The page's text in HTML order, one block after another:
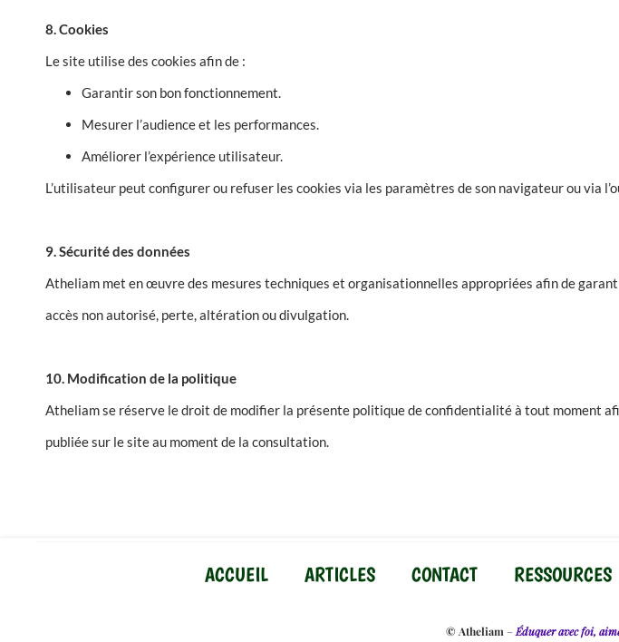
8. Cookies
Le site utilise des cookies afin de :
Garantir son bon fonctionnement.
Mesurer l’audience et les performances.
Améliorer l’expérience utilisateur.
L’utilisateur peut configurer ou refuser les cookies via les paramètres de son navigateur ou via
9. Sécurité des données
Atheliam met en œuvre des mesures techniques et organisationnelles appropriées afin de
accès non autorisé, perte, altération ou divulgation.
10. Modification de la politique
Atheliam se réserve le droit de modifier la présente politique de confidentialité à tout moment
publiée sur le site au moment de la consultation.
ACCUEIL ARTICLES CONTACT RESSOURCES
© Atheliam – Éduquer avec foi,